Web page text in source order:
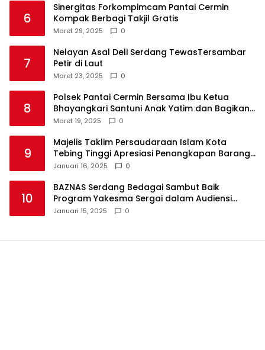
6
Sinergitas Forkompimcam Pantai Cermin
Kompak Berbagi Takjil Gratis
Maret 29, 2025 0
7
Nelayan Asal Deli Serdang TewasTersambar
Petir di Laut
Maret 23, 2025 0
8
Polsek Pantai Cermin Bersama Ibu Ketua
Bhayangkari Santuni Anak Yatim dan Bagikan
Takjil
Maret 19, 2025 0
9
Majelis Taklim Persaudaraan Islam Kota
Tebing Tinggi Apresiasi Penangkapan Barang
Haram
Januari 16, 2025 0
10
BAZNAS Serdang Bedagai Sambut Baik
Program Yakesma Sergai dalam Audiensi
Perkenalan Pengurus Baru
Januari 15, 2025 0